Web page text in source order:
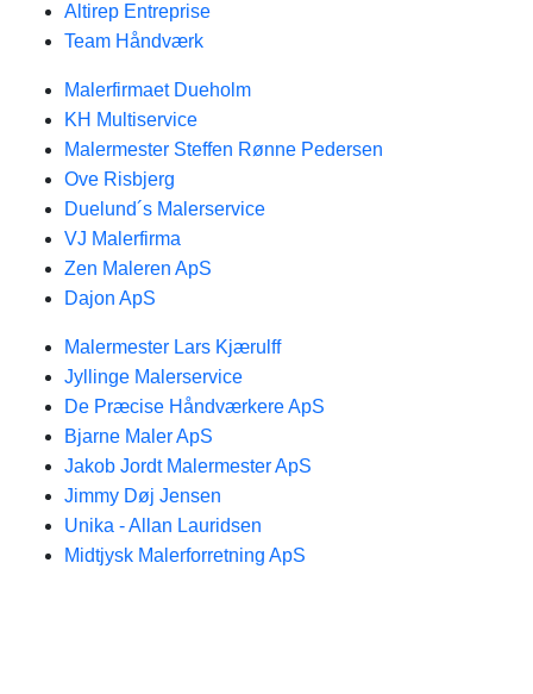
Altirep Entreprise
Team Håndværk
Malerfirmaet Dueholm
KH Multiservice
Malermester Steffen Rønne Pedersen
Ove Risbjerg
Duelund´s Malerservice
VJ Malerfirma
Zen Maleren ApS
Dajon ApS
Malermester Lars Kjærulff
Jyllinge Malerservice
De Præcise Håndværkere ApS
Bjarne Maler ApS
Jakob Jordt Malermester ApS
Jimmy Døj Jensen
Unika - Allan Lauridsen
Midtjysk Malerforretning ApS